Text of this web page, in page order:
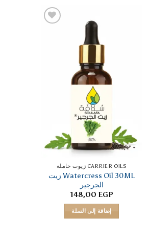
CARRIER OILS زيوت حاملة
Watercress Oil 30ML زيت
الجرجير
148,00 EGP
إضافة إلى السلة